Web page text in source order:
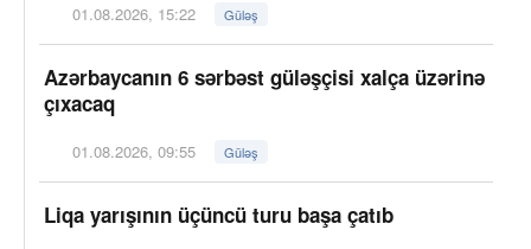
01.08.2026, 15:22 Güləş
Azərbaycanın 6 sərbəst güləşçisi xalça üzərinə
çıxacaq
01.08.2026, 09:55 Güləş
Liqa yarışının üçüncü turu başa çatıb